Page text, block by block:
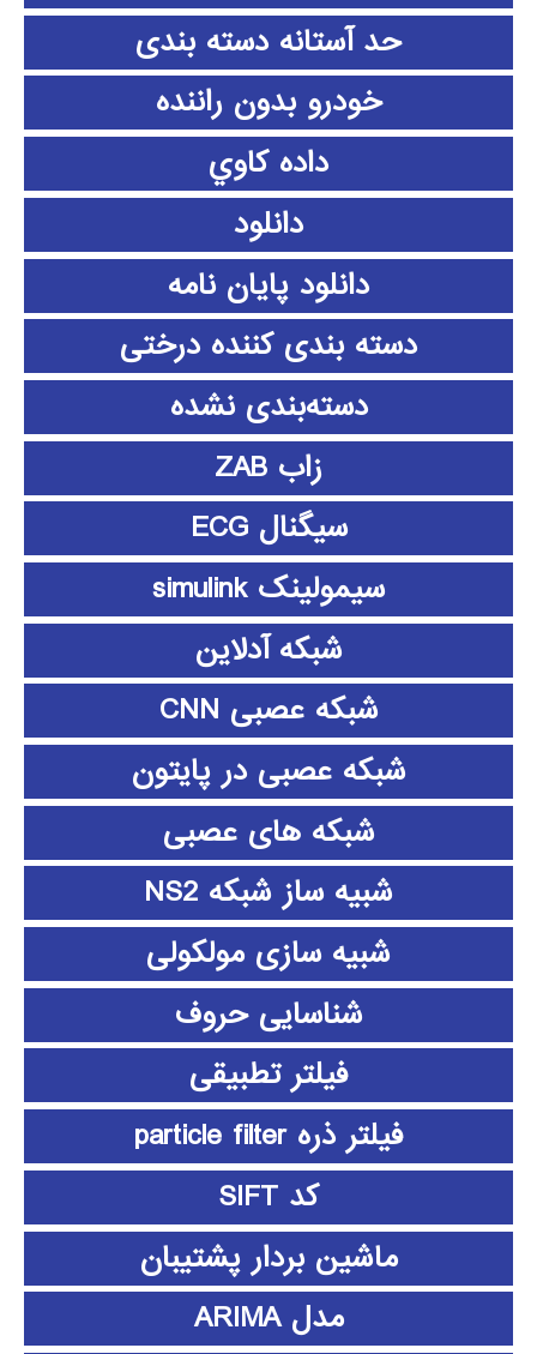
حد آستانه دسته بندی
خودرو بدون راننده
داده كاوي
دانلود
دانلود پايان نامه
دسته بندی کننده درختی
دسته‌بندی نشده
زاب ZAB
سیگنال ECG
سیمولینک simulink
شبکه آدلاین
شبکه عصبی CNN
شبکه عصبی در پایتون
شبکه های عصبی
شبیه ساز شبکه NS2
شبیه سازی مولکولی
شناسایی حروف
فیلتر تطبیقی
فیلتر ذره particle filter
کد SIFT
ماشین بردار پشتیبان
مدل ARIMA